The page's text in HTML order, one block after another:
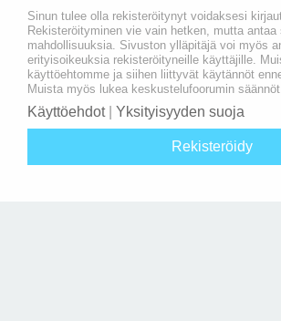
Sinun tulee olla rekisteröitynyt voidaksesi
Rekisteröityminen vie vain hetken, mutta antaa
mahdollisuuksia. Sivuston ylläpitäjä voi myös
erityisoikeuksia rekisteröityneille käyttäjille.
käyttöehtomme ja siihen liittyvät käytännöt
Muista myös lukea keskustelufoorumin
Käyttöehdot| Yksityisyyden suoja
Rekisteröidy